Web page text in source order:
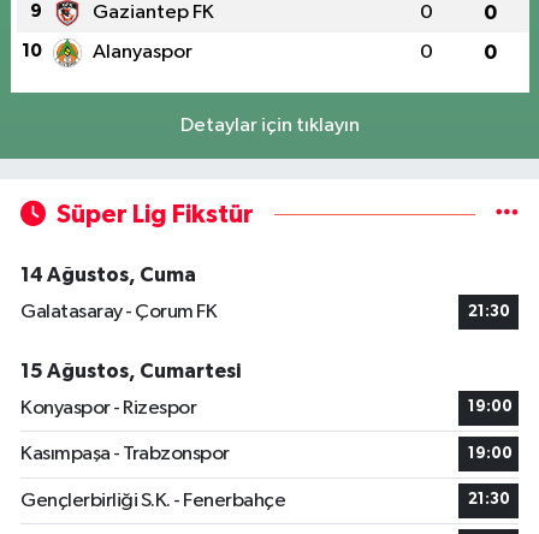
9 Gaziantep FK 0 0
10 Alanyaspor 0 0
Detaylar için tıklayın
Süper Lig Fikstür
14 Ağustos, Cuma
Galatasaray - Çorum FK
21:30
15 Ağustos, Cumartesi
Konyaspor - Rizespor
19:00
Kasımpaşa - Trabzonspor 19:00
Gençlerbirliği S.K. - Fenerbahçe 21:30